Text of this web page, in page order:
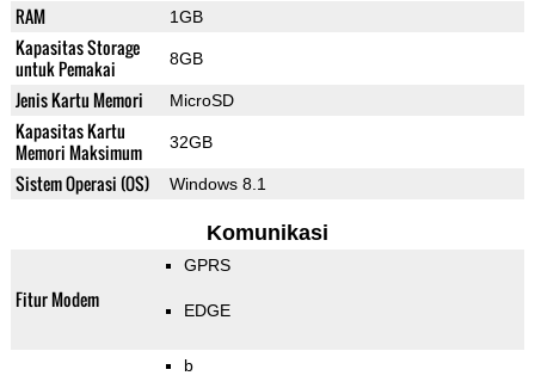
RAM 1GB
Kapasitas Storage
untuk Pemakai
8GB
Jenis Kartu Memori MicroSD
Kapasitas Kartu
Memori Maksimum
32GB
Sistem Operasi (OS) Windows 8.1
Komunikasi
Fitur Modem
GPRS
EDGE
b